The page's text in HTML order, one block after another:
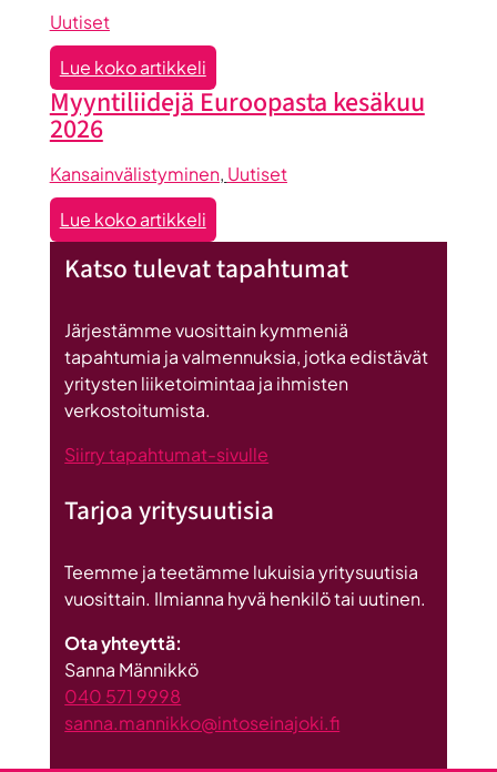
Uutiset
Lue koko artikkeli:
Seinäjoen
datakeskus
Britannnian
suurin
investointi
Myyntiliidejä Euroopasta kesäkuu
2026
Kansainvälistyminen, Uutiset
Lue koko artikkeli:
Myyntiliidejä
Euroopasta
2026
Katso tulevat tapahtumat
Järjestämme vuosittain kymmeniä
tapahtumia ja valmennuksia, jotka edistävät
yritysten liiketoimintaa ja ihmisten
verkostoitumista.
Siirry tapahtumat-sivulle
Tarjoa yritysuutisia
Teemme ja teetämme lukuisia yritysuutisia
vuosittain. Ilmianna hyvä henkilö tai uutinen.
Ota yhteyttä:
Sanna Männikkö
040 571 9998
sanna.mannikko@intoseinajoki.fi